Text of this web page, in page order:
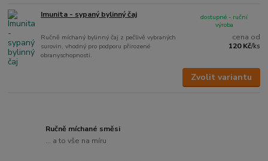
Imunita - sypaný bylinný čaj
Ručně míchaný bylinný čaj z pečlivě vybraných
surovin, vhodný pro podporu přirozené
obranyschopnosti.
cena od
120 Kč/ks
dostupné - ruční
výroba
Zvolit variantu
Ručně míchané směsi
... a to vše na míru